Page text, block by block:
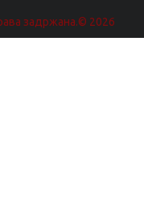
задржана.© 2026